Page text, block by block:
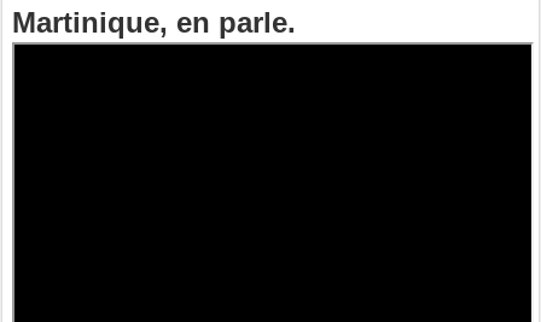
Martinique, en parle.